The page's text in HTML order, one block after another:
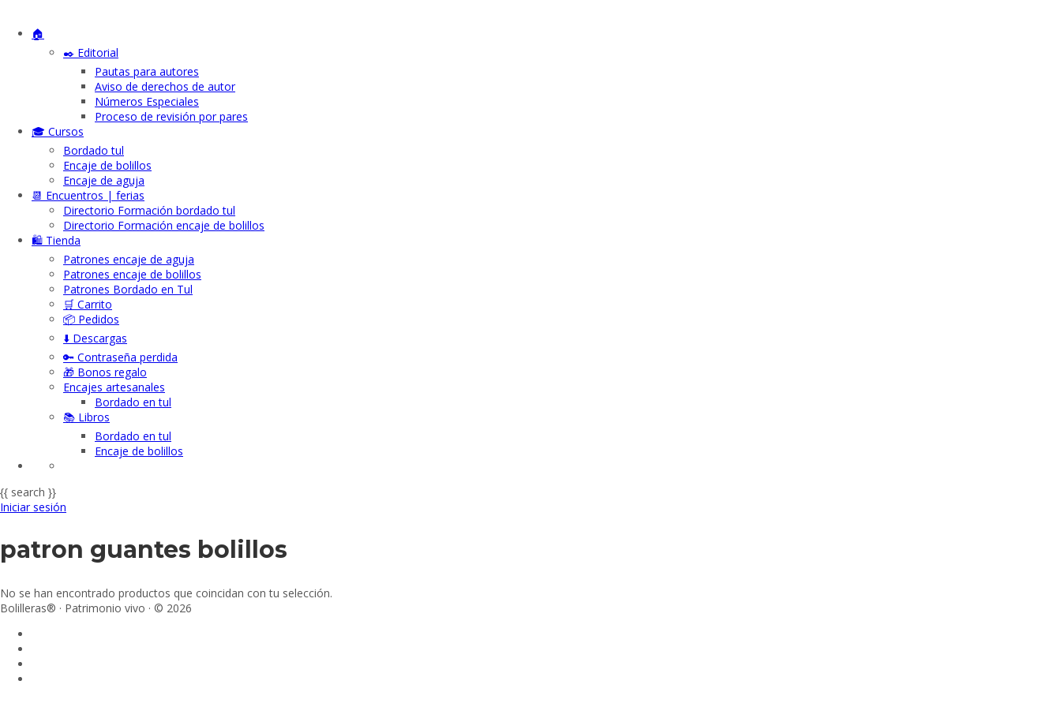
🏠
✒️ Editorial
Pautas para autores
Aviso de derechos de autor
Números Especiales
Proceso de revisión por pares
🎓 Cursos
Bordado tul
Encaje de bolillos
Encaje de aguja
📆 Encuentros | ferias
Directorio Formación bordado tul
Directorio Formación encaje de bolillos
🛍️ Tienda
Patrones encaje de aguja
Patrones encaje de bolillos
Patrones Bordado en Tul
🛒 Carrito
📦 Pedidos
⬇️ Descargas
🔑 Contraseña perdida
🎁 Bonos regalo
Encajes artesanales
Bordado en tul
📚 Libros
Bordado en tul
Encaje de bolillos
{{ search }}
Iniciar sesión
patron guantes bolillos
No se han encontrado productos que coincidan con tu selección.
Bolilleras® · Patrimonio vivo · © 2026